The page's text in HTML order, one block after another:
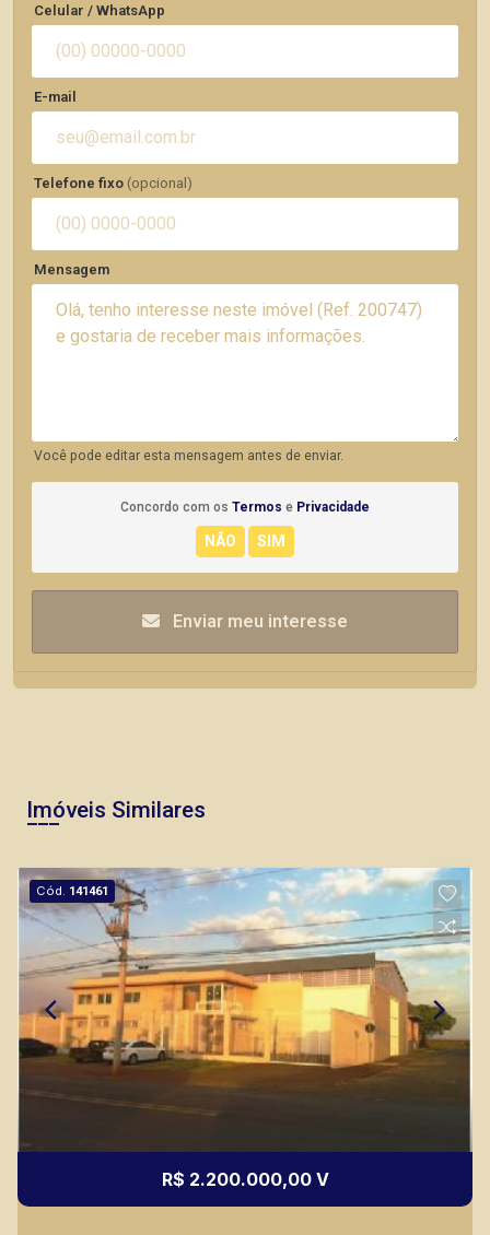
Celular / WhatsApp
E-mail
Telefone fixo (opcional)
Mensagem
Você pode editar esta mensagem antes de enviar.
Concordo com os Termos e Privacidade
Enviar meu interesse
Imóveis Similares
Cód. 141461
R$ 2.200.000,00 V